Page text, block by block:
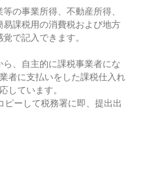
の事業所得、不動産所得、
課税用の消費税および地方
で記入できます。
、自主的に課税事業者にな
者に支払いをした課税仕入れ
しています。
ピーして税務署に即、提出出